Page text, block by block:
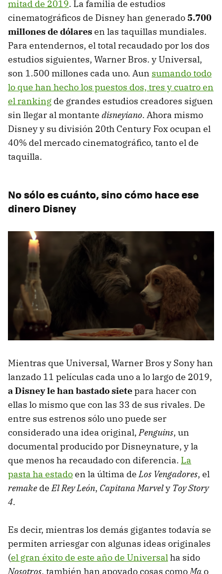
mitad de 2019. La familia de estudios
cinematográficos de Disney han generado5.700
millones de dólaresen las taquillas mundiales.
Para entendernos, el total recaudado por los dos
estudios siguientes, Warner Bros. y Universal,
son 1.500 millones cada uno. Aun sumando todo
lo que han hecho los puestos dos, tres y cuatro en
el ranking de grandes estudios creadores siguen
sin llegar al montante disneyiano. Ahora mismo
Disney y su división 20th Century Fox ocupan el
40% del mercado cinematográfico, tanto el de
taquilla.
No sólo es cuánto, sino cómo hace ese
dinero Disney
Mientras que Universal, Warner Bros y Sony han
lanzado 11 películas cada uno a lo largo de 2019,
a Disney le han bastado sietepara hacer con
ellas lo mismo que con las 33 de sus rivales. De
entre sus estrenos sólo uno puede ser
considerado una idea original,Penguins, un
documental producido por Disneynature, y la
que menos ha recaudado con diferencia. La
pasta ha estadoen la última deLos Vengadores, el
remake deEl Rey León, Capitana Marvely Toy Story
4.
Es decir, mientras los demás gigantes todavía se
permiten arriesgar con algunas ideas originales
(el gran éxito de este año de Universalha sido
Nosotros, también han apoyado cosas como Mao